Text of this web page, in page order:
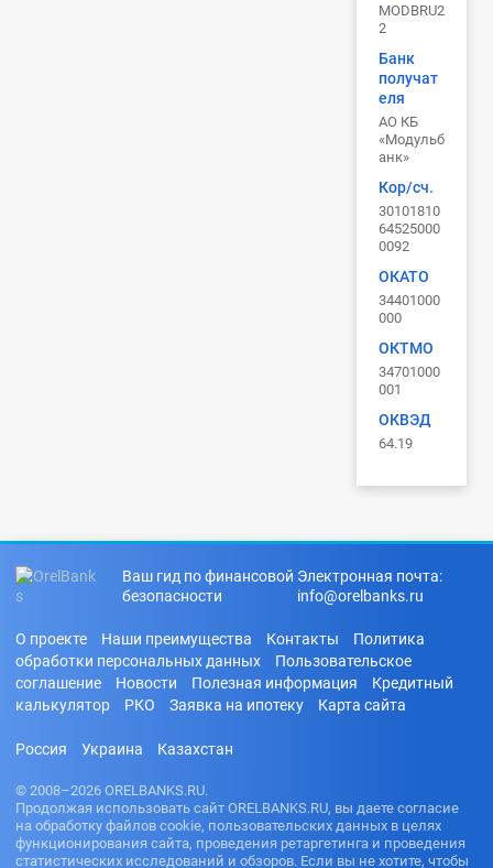
MODBRU2
2
Банк
получат
еля
АО КБ
«Модульб
анк»
Кор/сч.
30101810
64525000
0092
ОКАТО
34401000
000
ОКТМО
34701000
001
ОКВЭД
64.19
Ваш гид по финансовой
безопасности
Электронная почта:
info@orelbanks.ru
О проекте Наши преимущества Контакты
Политика
обработки персональных данных
Пользовательское
соглашение
Новости Полезная информация
Кредитный
калькулятор
РКО Заявка на ипотеку Карта сайта
Россия Украина Казахстан
© 2008–2026 ORELBANKS.RU.
Продолжая использовать сайт ORELBANKS.RU, вы даете согласие
на обработку файлов cookie, пользовательских данных в целях
функционирования сайта, проведения ретаргетинга и проведения
статистических исследований и обзоров. Если вы не хотите, чтобы